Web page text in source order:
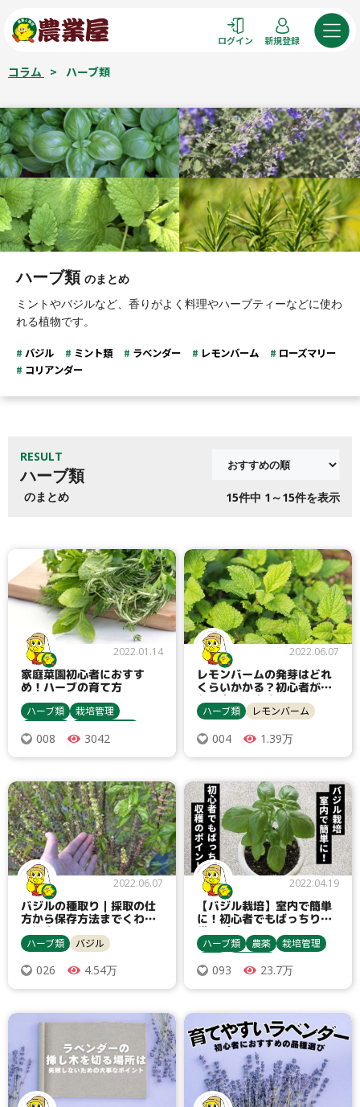
ン
ン
へ
ス
キ
ッ
プ
ログイン 新規登録
コラム > ハーブ類
ハーブ類 のまとめ
ミントやバジルなど、香りがよく料理やハーブティーなどに使わ
れる植物です。
バジル ミント類 ラベンダー レモンバーム
ローズマリー
コリアンダー
RESULT
ハーブ類
のまとめ 15件中 1～15件を表示
2022.01.14
家庭菜園初心者におすす
め！ハーブの育て方
ハーブ類
栽培管理
収穫・貯蔵
バジル
栽培方法
ミント類
008 3042
2022.06.07
レモンバームの発芽はどれ
くらいかかる？初心者が種
から育てる方法
ハーブ類 レモンバーム
004 1.39万
2022.06.07
バジルの種取り｜採取の仕
方から保存方法までくわし
く紹介！
ハーブ類 バジル
026 4.54万
2022.04.19
【バジル栽培】室内で簡単
に！初心者でもばっちり収
穫のポイント
ハーブ類 農薬
栽培管理
種まき・育苗
収穫・貯蔵
バジル
殺虫剤
間引き
アブラムシ類
ヨトウムシ類
093 23.7万